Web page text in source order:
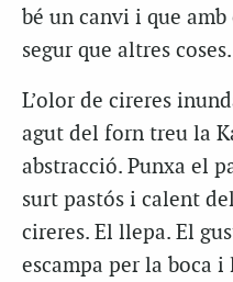
bé un canvi i que
segur que altres coses.
L’olor de cireres
agut del forn treu la
abstracció. Punxa el
surt pastós i calent
cireres. El llepa. El
escampa per la boca